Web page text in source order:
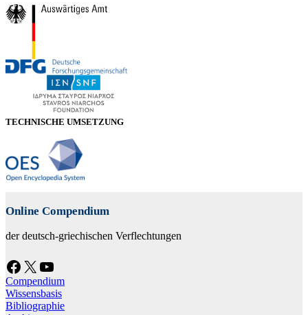
TECHNISCHE UMSETZUNG
Online Compendium
der deutsch-griechischen Verflechtungen
Facebook X YouTube
Compendium
Wissensbasis
Bibliographie